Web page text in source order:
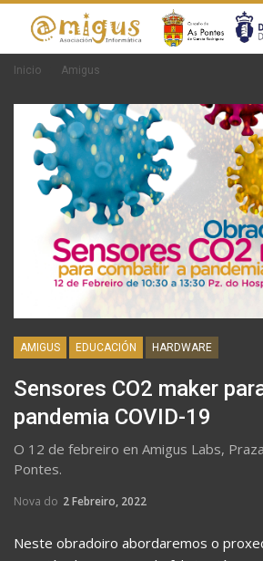
Inicio Amigus
AMIGUS EDUCACIÓN HARDWARE
Sensores CO2 maker
pandemia COVID-19
O 12 de febreiro en Amigus Labs,
Pontes.
Nova do 2 Febreiro, 2022
Neste obradoiro abordaremos o